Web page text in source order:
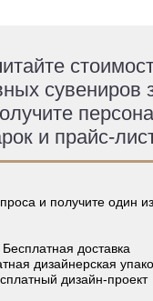
сувениров
и прайс-
и получите один
Бесплатная доставка
дизайнерская
дизайн-проект